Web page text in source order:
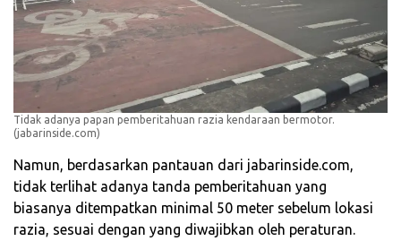
Tidak adanya papan pemberitahuan razia kendaraan bermotor.
(jabarinside.com)
Namun, berdasarkan pantauan dari jabarinside.com,
tidak terlihat adanya tanda pemberitahuan yang
biasanya ditempatkan minimal 50 meter sebelum lokasi
razia, sesuai dengan yang diwajibkan oleh peraturan.